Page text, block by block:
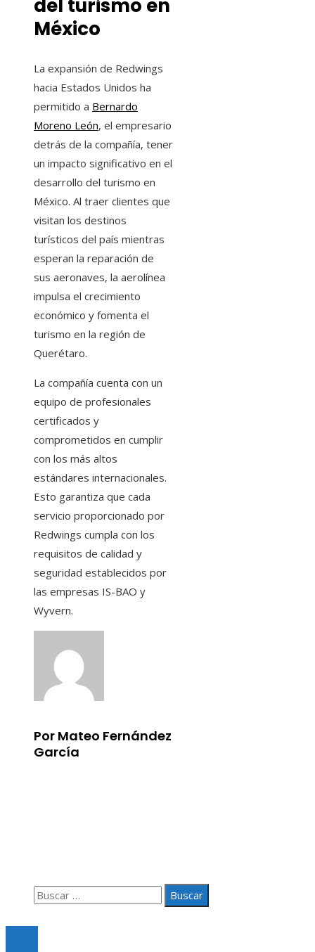
del turismo en
México
La expansión de Redwings
hacia Estados Unidos ha
permitido a Bernardo
Moreno León, el empresario
detrás de la compañía, tener
un impacto significativo en el
desarrollo del turismo en
México. Al traer clientes que
visitan los destinos
turísticos del país mientras
esperan la reparación de
sus aeronaves, la aerolínea
impulsa el crecimiento
económico y fomenta el
turismo en la región de
Querétaro.
La compañía cuenta con un
equipo de profesionales
certificados y
comprometidos en cumplir
con los más altos
estándares internacionales.
Esto garantiza que cada
servicio proporcionado por
Redwings cumpla con los
requisitos de calidad y
seguridad establecidos por
las empresas IS-BAO y
Wyvern.
Por Mateo Fernández
García
Buscar: